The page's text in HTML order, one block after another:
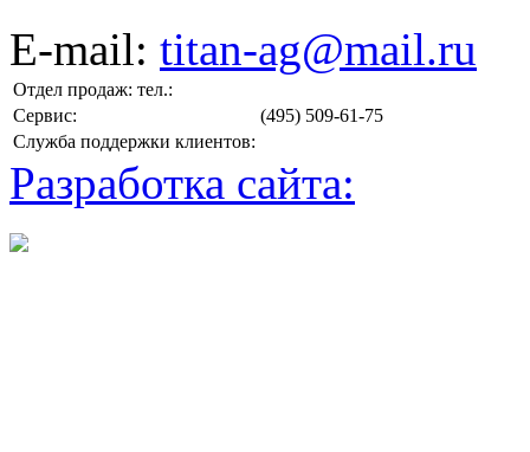
E-mail: titan-ag@mail.ru
Отдел продаж: тел.:
(495) 509-61-75
Сервис:
Служба поддержки клиентов:
Разработка сайта: